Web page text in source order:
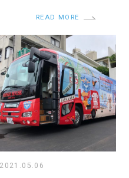
READ MORE
2021.05.06